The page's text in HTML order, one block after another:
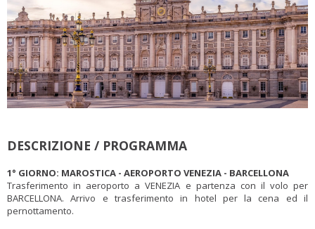
DESCRIZIONE / PROGRAMMA
1° GIORNO: MAROSTICA - AEROPORTO VENEZIA - BARCELLONA
Trasferimento in aeroporto a VENEZIA e partenza con il volo per
BARCELLONA. Arrivo e trasferimento in hotel per la cena ed il
pernottamento.